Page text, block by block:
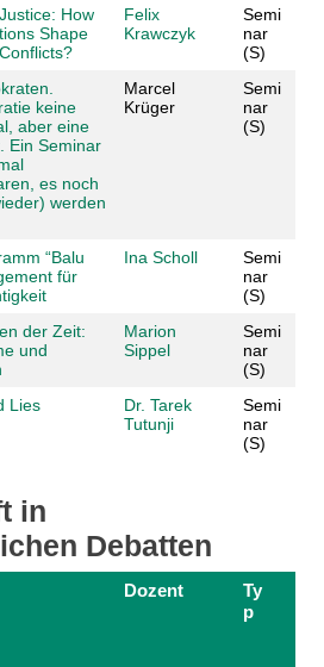
How
Shape
Felix
Krawczyk
Semi
nar
(S)
keine
aber eine
Ein Seminar
es noch
werden
Marcel
Krüger
Semi
nar
(S)
“Balu
für
Ina Scholl
Semi
nar
(S)
der Zeit:
und
Marion
Sippel
Semi
nar
(S)
Lies
Dr. Tarek
Tutunji
Semi
nar
(S)
in
Debatten
Dozent
Ty
p